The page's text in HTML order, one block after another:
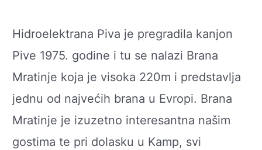
Hidroelektrana Piva je pregradila kanjon
Pive 1975. godine i tu se nalazi Brana
Mratinje koja je visoka 220m i predstavlja
jednu od najvećih brana u Evropi. Brana
Mratinje je izuzetno interesantna našim
gostima te pri dolasku u Kamp, svi